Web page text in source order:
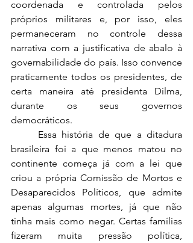
coordenada e controlada pelos
próprios militares e, por isso, eles
permaneceram no controle dessa
narrativa com a justificativa de abalo à
governabilidade do país. Isso convence
praticamente todos os presidentes, de
certa maneira até presidenta Dilma,
durante os seus governos
democráticos.
brasileira foi a que menos matou no
continente começa já com a lei que
criou a própria Comissão de Mortos e
Desaparecidos Políticos, que admite
apenas algumas mortes, já que não
tinha mais como negar. Certas famílias
fizeram muita pressão política,